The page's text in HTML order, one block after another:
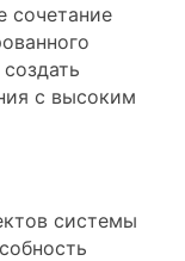
сочетание
с высоким
системы